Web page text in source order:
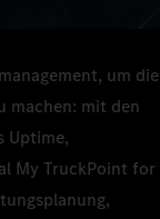
um die
machen: mit den
Uptime,
My TruckPoint for